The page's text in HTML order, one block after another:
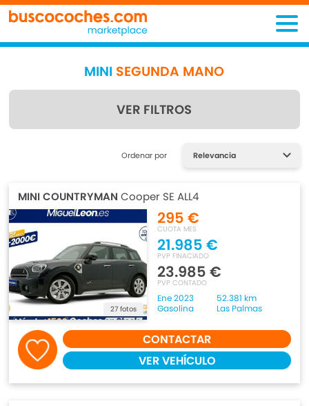
MINI SEGUNDA MANO
VER FILTROS
Encuentra lo que estás
Ordenar por
MINI COUNTRYMAN Cooper SE ALL4
27 fotos
295 €
CUOTA MES
21.985 €
PVP FINACIADO
23.985 €
PVP CONTADO
Ene 2023
52.381 km
Gasolina
Las Palmas
CONTACTAR
VER VEHÍCULO